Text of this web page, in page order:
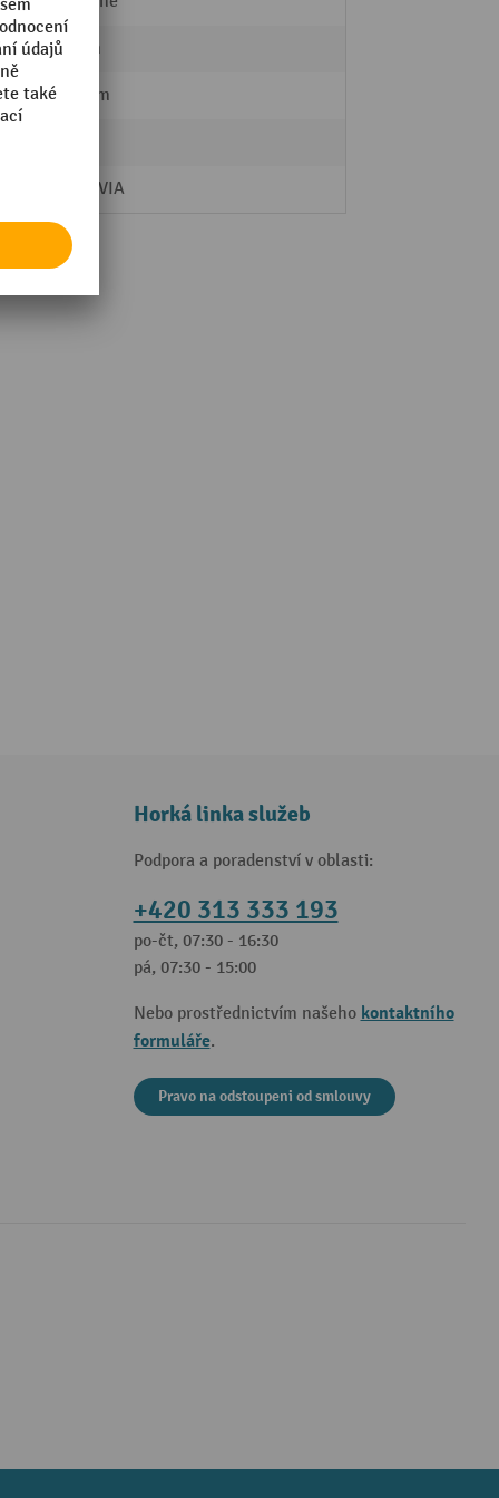
50 mm
900 mm
MORAVIA
Horká linka služeb
Podpora a poradenství v oblasti:
+420 313 333 193
po-čt, 07:30 - 16:30
pá, 07:30 - 15:00
Nebo prostřednictvím našeho kontaktního
formuláře.
Pravo na odstoupeni od smlouvy